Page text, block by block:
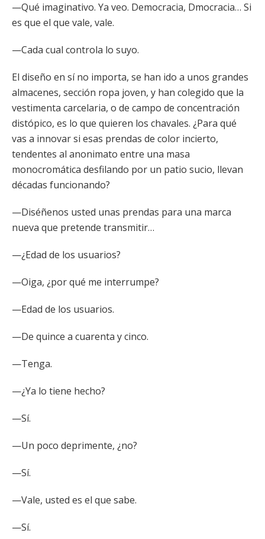
—Qué imaginativo. Ya veo. Democracia, Dmocracia… Si
es que el que vale, vale.
—Cada cual controla lo suyo.
El diseño en sí no importa, se han ido a unos grandes
almacenes, sección ropa joven, y han colegido que la
vestimenta carcelaria, o de campo de concentración
distópico, es lo que quieren los chavales. ¿Para qué
vas a innovar si esas prendas de color incierto,
tendentes al anonimato entre una masa
monocromática desfilando por un patio sucio, llevan
décadas funcionando?
—Diséñenos usted unas prendas para una marca
nueva que pretende transmitir…
—¿Edad de los usuarios?
—Oiga, ¿por qué me interrumpe?
—Edad de los usuarios.
—De quince a cuarenta y cinco.
—Tenga.
—¿Ya lo tiene hecho?
—Sí.
—Un poco deprimente, ¿no?
—Sí.
—Vale, usted es el que sabe.
—Sí.